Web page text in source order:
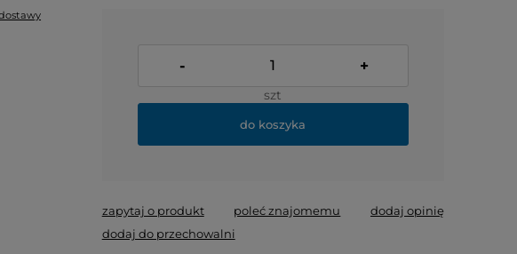
- +
szt
do koszyka
zapytaj o produkt poleć znajomemu
dodaj opinię
dodaj do przechowalni